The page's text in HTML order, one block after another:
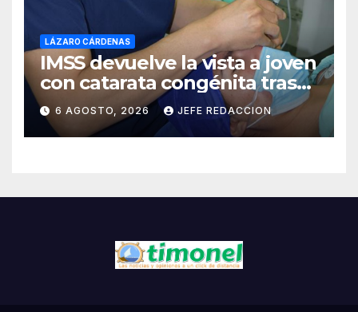
LÁZARO CÁRDENAS
IMSS devuelve la vista a joven
con catarata congénita tras
23 años de limitación visual
6 AGOSTO, 2026 JEFE REDACCION